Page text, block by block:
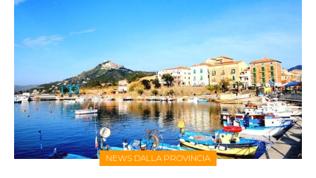
NEWS DALLA PROVINCIA